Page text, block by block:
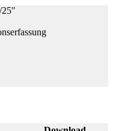
25"